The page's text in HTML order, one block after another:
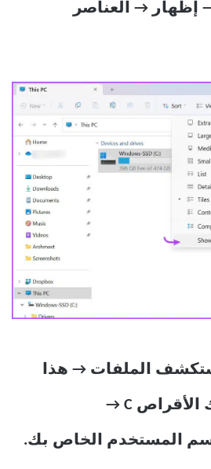
إظهار → العناصر
الملفات → هذا
الكمبيوتر → محرك الأقراص C →
المستخدم الخاص بك.